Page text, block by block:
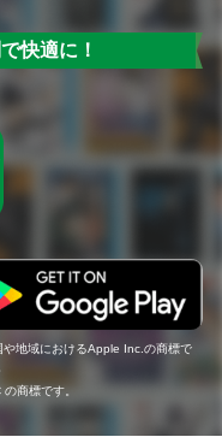
快適に！
地域におけるApple Inc.の商標で
商標です。